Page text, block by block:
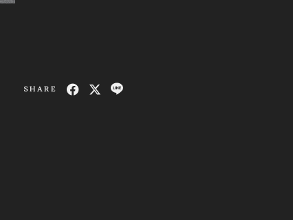
SHARE